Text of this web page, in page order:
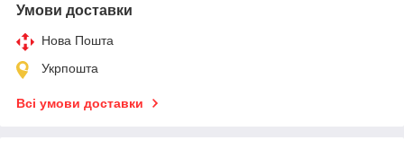
Умови доставки
Нова Пошта
Укрпошта
Всі умови доставки